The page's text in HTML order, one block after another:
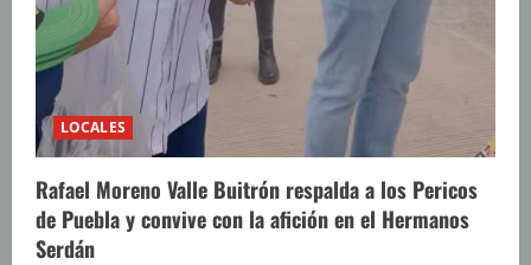
LOCALES
Rafael Moreno Valle Buitrón respalda a los Pericos
de Puebla y convive con la afición en el Hermanos
Serdán